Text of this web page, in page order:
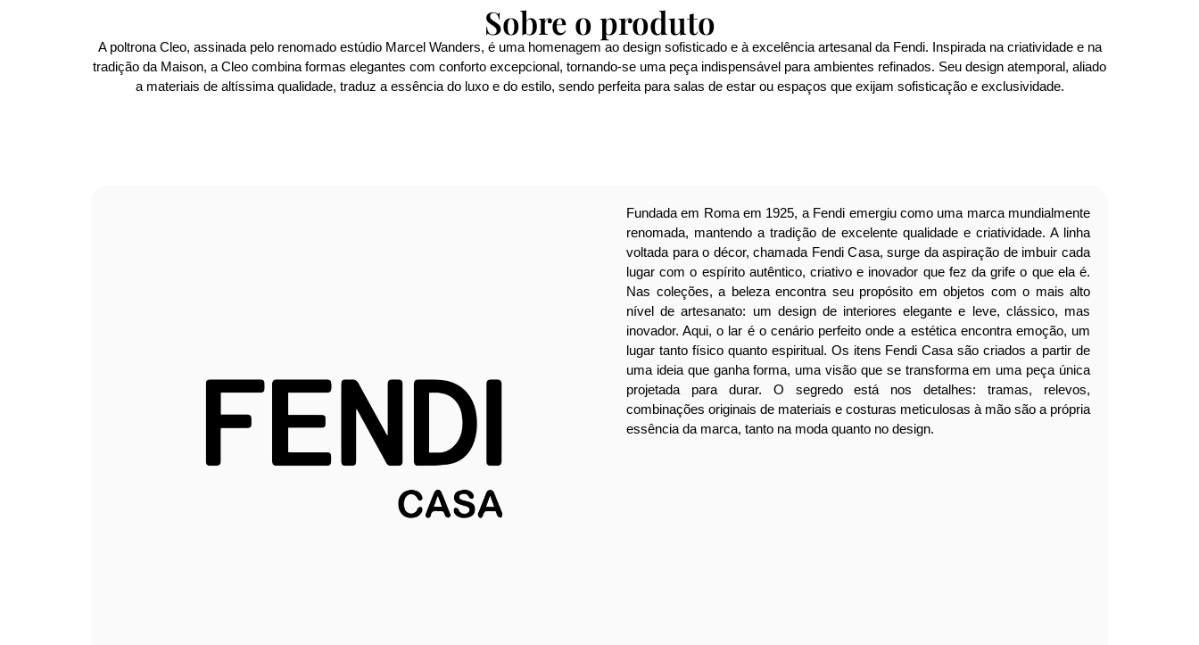
Sobre o produto
A poltrona Cleo, assinada pelo renomado estúdio Marcel Wanders, é uma homenagem ao design sofisticado e à excelência artesanal da Fendi. Inspirada na criatividade e na
tradição da Maison, a Cleo combina formas elegantes com conforto excepcional, tornando-se uma peça indispensável para ambientes refinados. Seu design atemporal, aliado
a materiais de altíssima qualidade, traduz a essência do luxo e do estilo, sendo perfeita para salas de estar ou espaços que exijam sofisticação e exclusividade.
Fundada em Roma em 1925, a Fendi emergiu como uma marca mundialmente
renomada, mantendo a tradição de excelente qualidade e criatividade. A linha
voltada para o décor, chamada Fendi Casa, surge da aspiração de imbuir cada
lugar com o espírito autêntico, criativo e inovador que fez da grife o que ela é.
Nas coleções, a beleza encontra seu propósito em objetos com o mais alto
nível de artesanato: um design de interiores elegante e leve, clássico, mas
inovador. Aqui, o lar é o cenário perfeito onde a estética encontra emoção, um
lugar tanto físico quanto espiritual. Os itens Fendi Casa são criados a partir de
uma ideia que ganha forma, uma visão que se transforma em uma peça única
projetada para durar. O segredo está nos detalhes: tramas, relevos,
combinações originais de materiais e costuras meticulosas à mão são a própria
essência da marca, tanto na moda quanto no design.